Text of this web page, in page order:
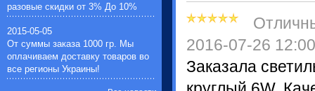
2016-07-26 12:00
Заказала
разовые скидки от 3% До 10%
2015-05-05
От суммы заказа 1000 гр. Мы
оплачиваем доставку товаров во
все регионы Украины!